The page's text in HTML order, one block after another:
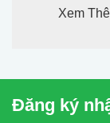
Xem
Đăng ký